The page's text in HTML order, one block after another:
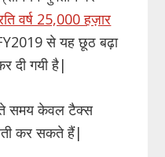
वर्ष 25,000 हज़ार
से यह छूठ बढ़ा
दी गयी है|
समय केवल टैक्स
कर सकते हैं|